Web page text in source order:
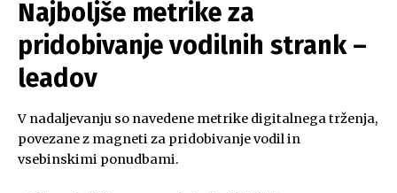
Najboljše metrike za
pridobivanje vodilnih strank –
leadov
V nadaljevanju so navedene metrike digitalnega trženja,
povezane z magneti za pridobivanje vodil in
vsebinskimi ponudbami.